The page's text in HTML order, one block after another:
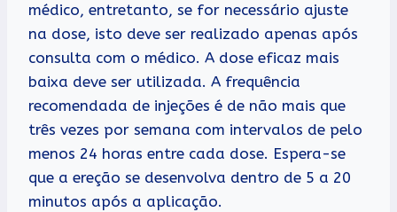
médico, entretanto, se for necessário ajuste
na dose, isto deve ser realizado apenas após
consulta com o médico. A dose eficaz mais
baixa deve ser utilizada. A frequência
recomendada de injeções é de não mais que
três vezes por semana com intervalos de pelo
menos 24 horas entre cada dose. Espera-se
que a ereção se desenvolva dentro de 5 a 20
minutos após a aplicação.